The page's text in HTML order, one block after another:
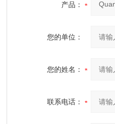
产品：
您的单位：
您的姓名：
联系电话：